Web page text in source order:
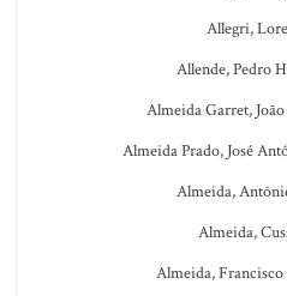
Allegri,
Allende, Pedro
Almeida Garret,
Almeida Prado, José
Almeida,
Almeida,
Almeida,